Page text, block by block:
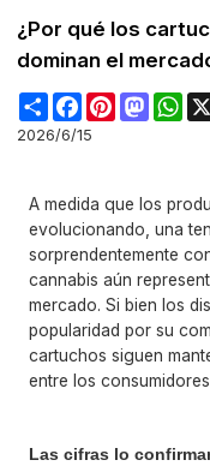
¿Por qué los
dominan el
ShareFacebookPinterest
2026/6/15
A medida que los
evolucionando, una
sorprendentemente
cannabis aún
mercado. Si bien los
popularidad por su
cartuchos siguen
entre los
Las cifras lo